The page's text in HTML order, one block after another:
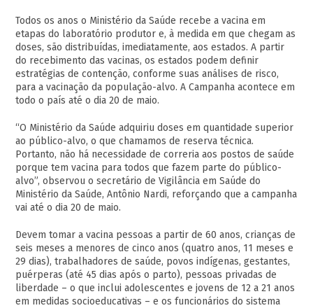
Todos os anos o Ministério da Saúde recebe a vacina em
etapas do laboratório produtor e, à medida em que chegam as
doses, são distribuídas, imediatamente, aos estados. A partir
do recebimento das vacinas, os estados podem definir
estratégias de contenção, conforme suas análises de risco,
para a vacinação da população-alvo. A Campanha acontece em
todo o país até o dia 20 de maio.
“O Ministério da Saúde adquiriu doses em quantidade superior
ao público-alvo, o que chamamos de reserva técnica.
Portanto, não há necessidade de correria aos postos de saúde
porque tem vacina para todos que fazem parte do público-
alvo”, observou o secretário de Vigilância em Saúde do
Ministério da Saúde, Antônio Nardi, reforçando que a campanha
vai até o dia 20 de maio.
Devem tomar a vacina pessoas a partir de 60 anos, crianças de
seis meses a menores de cinco anos (quatro anos, 11 meses e
29 dias), trabalhadores de saúde, povos indígenas, gestantes,
puérperas (até 45 dias após o parto), pessoas privadas de
liberdade – o que inclui adolescentes e jovens de 12 a 21 anos
em medidas socioeducativas – e os funcionários do sistema